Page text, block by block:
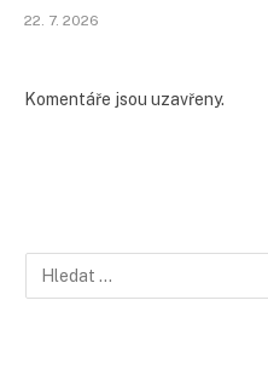
22. 7. 2026
Komentáře jsou uzavřeny.